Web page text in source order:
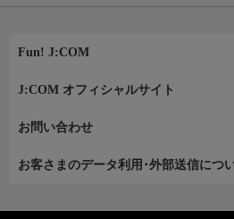
Fun! J:COM
J:COM オフィシャルサイト
お問い合わせ
お客さまのデータ利用･外部送信につ